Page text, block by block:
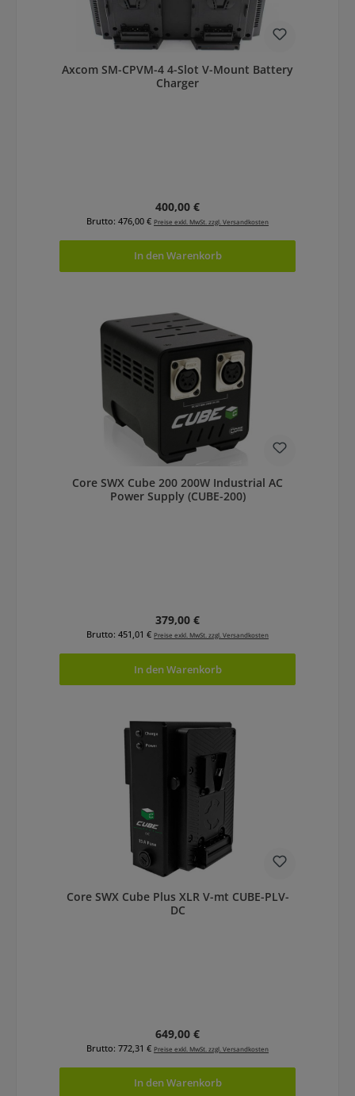
Axcom SM-CPVM-4 4-Slot V-Mount Battery
Charger
Regulärer Preis:
400,00 €
Brutto: 476,00 € Preise exkl. MwSt. zzgl. Versandkosten
In den Warenkorb
Core SWX Cube 200 200W Industrial AC
Power Supply (CUBE-200)
Regulärer Preis:
379,00 €
Brutto: 451,01 € Preise exkl. MwSt. zzgl. Versandkosten
In den Warenkorb
Core SWX Cube Plus XLR V-mt CUBE-PLV-
DC
Regulärer Preis:
649,00 €
Brutto: 772,31 € Preise exkl. MwSt. zzgl. Versandkosten
In den Warenkorb